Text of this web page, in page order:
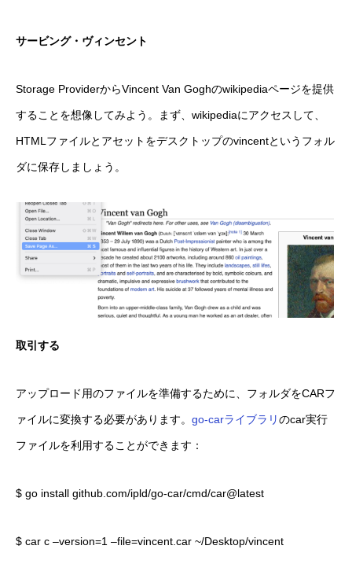
サービング・ヴィンセント
Storage ProviderからVincent Van Goghのwikipediaページを提供
することを想像してみよう。まず、wikipediaにアクセスして、
HTMLファイルとアセットをデスクトップのvincentというフォル
ダに保存しましょう。
取引する
アップロード用のファイルを準備するために、フォルダをCARフ
ァイルに変換する必要があります。 go-carライブラリのcar実行
ファイルを利用することができます：
$ go install github.com/ipld/go-car/cmd/car@latest
$ car c –version=1 –file=vincent.car ~/Desktop/vincent